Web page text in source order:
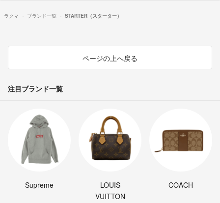
ラクマ ブランド一覧 STARTER（スターター）
ページの上へ戻る
注目ブランド一覧
Supreme
LOUIS
VUITTON
COACH